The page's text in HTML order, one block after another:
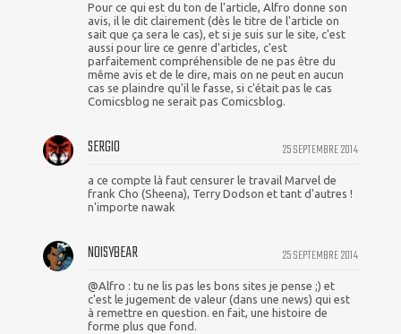
Pour ce qui est du ton de l'article, Alfro donne son
avis, il le dit clairement (dès le titre de l'article on
sait que ça sera le cas), et si je suis sur le site, c'est
aussi pour lire ce genre d'articles, c'est
parfaitement compréhensible de ne pas être du
même avis et de le dire, mais on ne peut en aucun
cas se plaindre qu'il le fasse, si c'était pas le cas
Comicsblog ne serait pas Comicsblog.
25 SEPTEMBRE 2014
SERGIO
a ce compte là faut censurer le travail Marvel de
frank Cho (Sheena), Terry Dodson et tant d'autres !
n'importe nawak
25 SEPTEMBRE 2014
NOISYBEAR
@Alfro : tu ne lis pas les bons sites je pense ;) et
c'est le jugement de valeur (dans une news) qui est
à remettre en question. en fait, une histoire de
forme plus que fond.